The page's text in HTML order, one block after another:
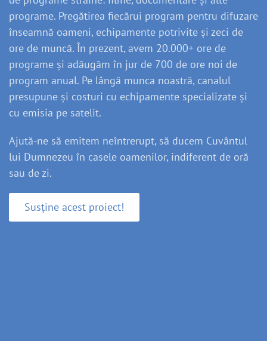
programe. Pregătirea fiecărui program pentru difuzare
înseamnă oameni, echipamente potrivite și zeci de
ore de muncă. În prezent, avem 20.000+ ore de
programe și adăugăm în jur de 700 de ore noi de
program anual. Pe lângă munca noastră, canalul
presupune și costuri cu echipamente specializate și
cu emisia pe satelit.
Ajută-ne să emitem neîntrerupt, să ducem Cuvântul
lui Dumnezeu în casele oamenilor, indiferent de oră
sau de zi.
Susține acest proiect!